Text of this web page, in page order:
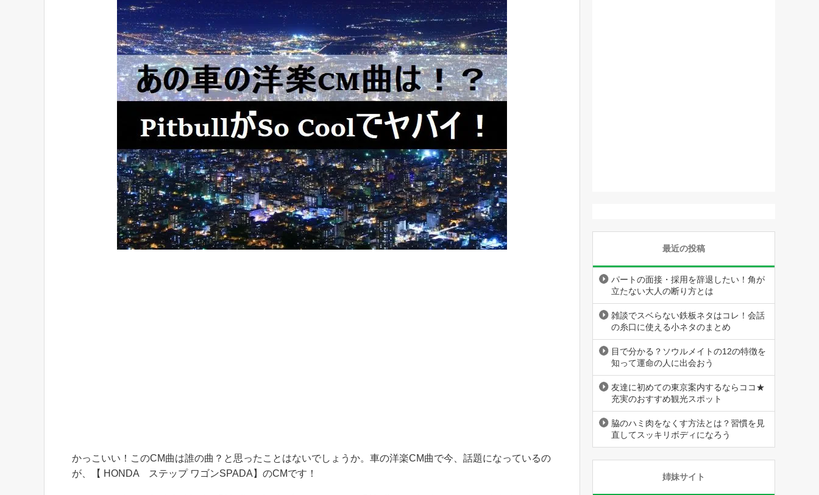
かっこいい！このCM曲は誰の曲？と思ったことはないでしょうか。車の洋楽CM曲で今、話題になっているの
が、【 HONDA ステップ ワゴンSPADA】のCMです！
最近の投稿
パートの面接・採用を辞退したい！角が
立たない大人の断り方とは
雑談でスベらない鉄板ネタはコレ！会話
の糸口に使える小ネタのまとめ
目で分かる？ソウルメイトの12の特徴を
知って運命の人に出会おう
友達に初めての東京案内するならココ★
充実のおすすめ観光スポット
脇のハミ肉をなくす方法とは？習慣を見
直してスッキリボディになろう
姉妹サイト